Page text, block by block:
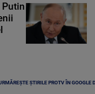
Putin
ȘTIRILE PROTV ÎN GOOGLE